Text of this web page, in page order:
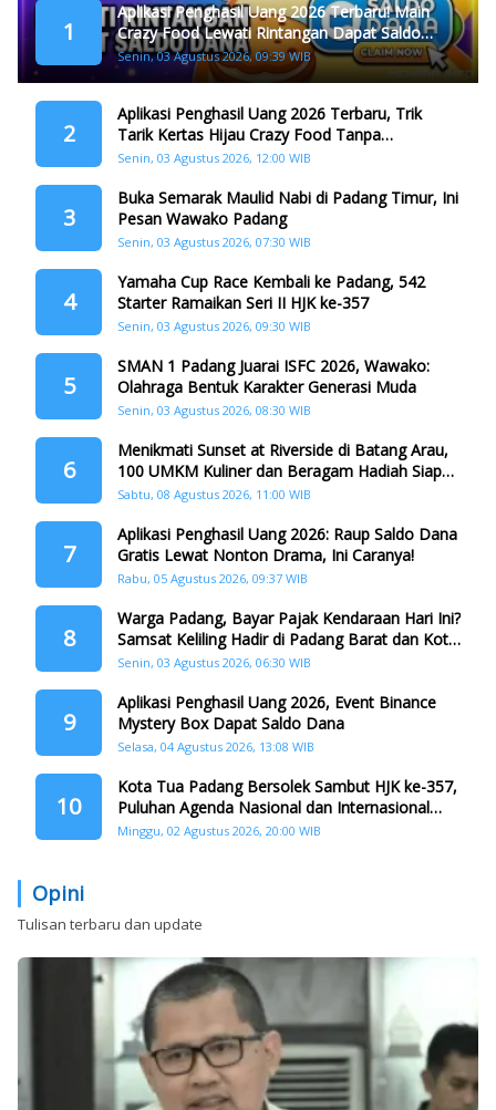
1
Aplikasi Penghasil Uang 2026 Terbaru! Main
Crazy Food Lewati Rintangan Dapat Saldo
Dana
Senin, 03 Agustus 2026, 09:39 WIB
2
Aplikasi Penghasil Uang 2026 Terbaru, Trik
Tarik Kertas Hijau Crazy Food Tanpa
Penggandaan
Senin, 03 Agustus 2026, 12:00 WIB
3
Buka Semarak Maulid Nabi di Padang Timur, Ini
Pesan Wawako Padang
Senin, 03 Agustus 2026, 07:30 WIB
4
Yamaha Cup Race Kembali ke Padang, 542
Starter Ramaikan Seri II HJK ke-357
Senin, 03 Agustus 2026, 09:30 WIB
5
SMAN 1 Padang Juarai ISFC 2026, Wawako:
Olahraga Bentuk Karakter Generasi Muda
Senin, 03 Agustus 2026, 08:30 WIB
6
Menikmati Sunset at Riverside di Batang Arau,
100 UMKM Kuliner dan Beragam Hadiah Siap
Memanjakan Warga di Momen HJK Padang
Sabtu, 08 Agustus 2026, 11:00 WIB
7
Aplikasi Penghasil Uang 2026: Raup Saldo Dana
Gratis Lewat Nonton Drama, Ini Caranya!
Rabu, 05 Agustus 2026, 09:37 WIB
8
Warga Padang, Bayar Pajak Kendaraan Hari Ini?
Samsat Keliling Hadir di Padang Barat dan Koto
Tangah
Senin, 03 Agustus 2026, 06:30 WIB
9
Aplikasi Penghasil Uang 2026, Event Binance
Mystery Box Dapat Saldo Dana
Selasa, 04 Agustus 2026, 13:08 WIB
10
Kota Tua Padang Bersolek Sambut HJK ke-357,
Puluhan Agenda Nasional dan Internasional
Siap Digelar
Minggu, 02 Agustus 2026, 20:00 WIB
Opini
Tulisan terbaru dan update